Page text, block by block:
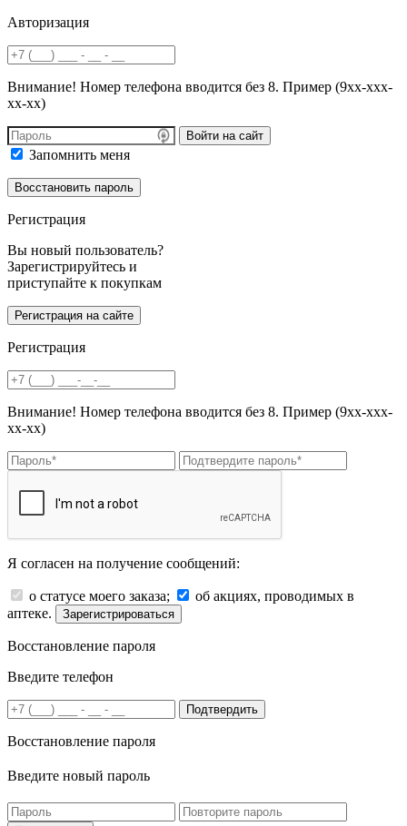
Авторизация
Внимание! Номер телефона вводится без 8. Пример (9хх-ххх-
хх-хх)
Войти на сайт
Запомнить меня
Регистрация
Вы новый пользователь?
Зарегистрируйтесь и
приступайте к покупкам
Регистрация
Внимание! Номер телефона вводится без 8. Пример (9хх-ххх-
хх-хх)
Я согласен на получение сообщений:
о статусе моего заказа;
об акциях, проводимых в
аптеке.
Зарегистрироваться
Восстановление пароля
Введите телефон
Подтвердить
Восстановление пароля
Введите новый пароль